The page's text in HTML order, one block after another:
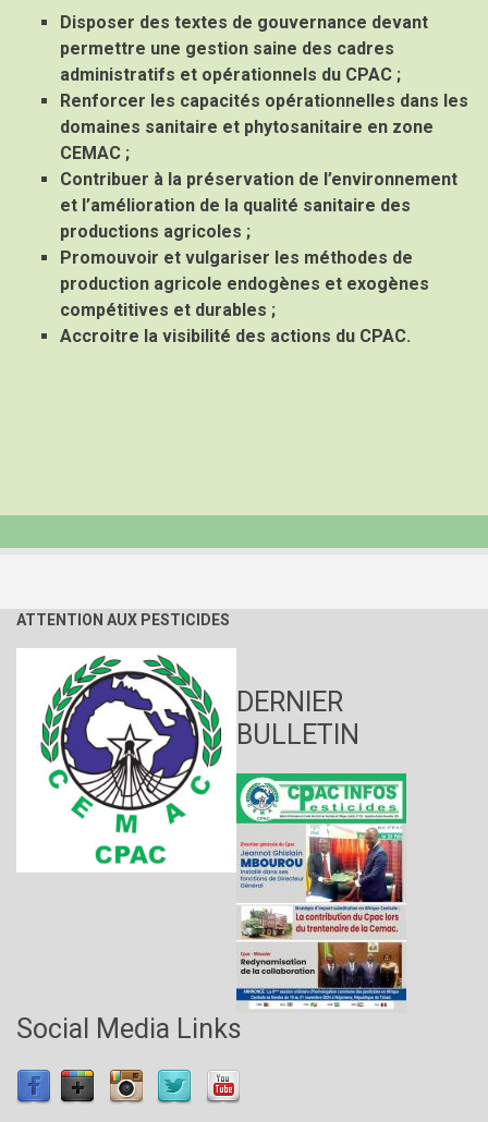
Disposer des textes de gouvernance devant
permettre une gestion saine des cadres
administratifs et opérationnels du CPAC ;
Renforcer les capacités opérationnelles dans les
domaines sanitaire et phytosanitaire en zone
CEMAC ;
Contribuer à la préservation de l’environnement
et l’amélioration de la qualité sanitaire des
productions agricoles ;
Promouvoir et vulgariser les méthodes de
production agricole endogènes et exogènes
compétitives et durables ;
Accroitre la visibilité des actions du CPAC.
ATTENTION AUX PESTICIDES
DERNIER
BULLETIN
Social Media Links